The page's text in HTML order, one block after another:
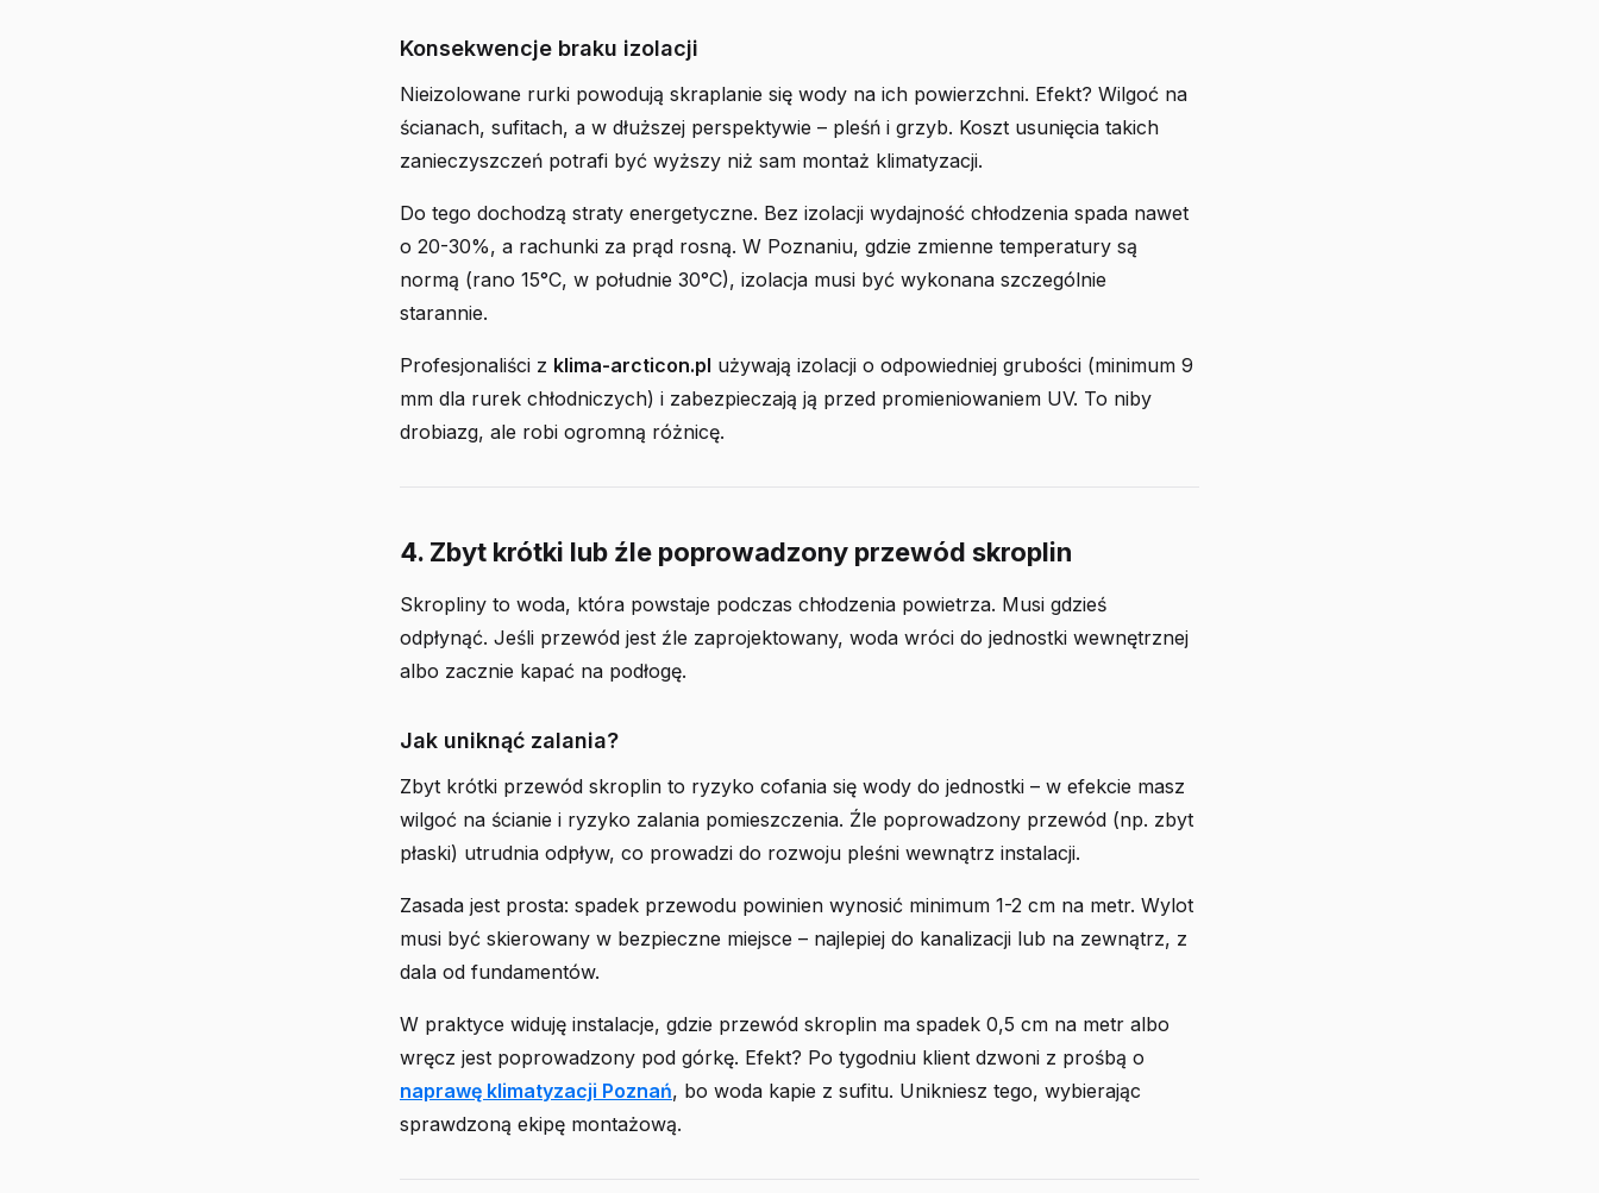
Konsekwencje braku izolacji
Nieizolowane rurki powodują skraplanie się wody na ich powierzchni. Efekt? Wilgoć na
ścianach, sufitach, a w dłuższej perspektywie – pleśń i grzyb. Koszt usunięcia takich
zanieczyszczeń potrafi być wyższy niż sam montaż klimatyzacji.
Do tego dochodzą straty energetyczne. Bez izolacji wydajność chłodzenia spada nawet
o 20-30%, a rachunki za prąd rosną. W Poznaniu, gdzie zmienne temperatury są
normą (rano 15°C, w południe 30°C), izolacja musi być wykonana szczególnie
starannie.
Profesjonaliści z klima-arcticon.pl używają izolacji o odpowiedniej grubości (minimum 9
mm dla rurek chłodniczych) i zabezpieczają ją przed promieniowaniem UV. To niby
drobiazg, ale robi ogromną różnicę.
4. Zbyt krótki lub źle poprowadzony przewód skroplin
Skropliny to woda, która powstaje podczas chłodzenia powietrza. Musi gdzieś
odpłynąć. Jeśli przewód jest źle zaprojektowany, woda wróci do jednostki wewnętrznej
albo zacznie kapać na podłogę.
Jak uniknąć zalania?
Zbyt krótki przewód skroplin to ryzyko cofania się wody do jednostki – w efekcie masz
wilgoć na ścianie i ryzyko zalania pomieszczenia. Źle poprowadzony przewód (np. zbyt
płaski) utrudnia odpływ, co prowadzi do rozwoju pleśni wewnątrz instalacji.
Zasada jest prosta: spadek przewodu powinien wynosić minimum 1-2 cm na metr. Wylot
musi być skierowany w bezpieczne miejsce – najlepiej do kanalizacji lub na zewnątrz, z
dala od fundamentów.
W praktyce widuję instalacje, gdzie przewód skroplin ma spadek 0,5 cm na metr albo
wręcz jest poprowadzony pod górkę. Efekt? Po tygodniu klient dzwoni z prośbą o
naprawę klimatyzacji Poznań, bo woda kapie z sufitu. Unikniesz tego, wybierając
sprawdzoną ekipę montażową.